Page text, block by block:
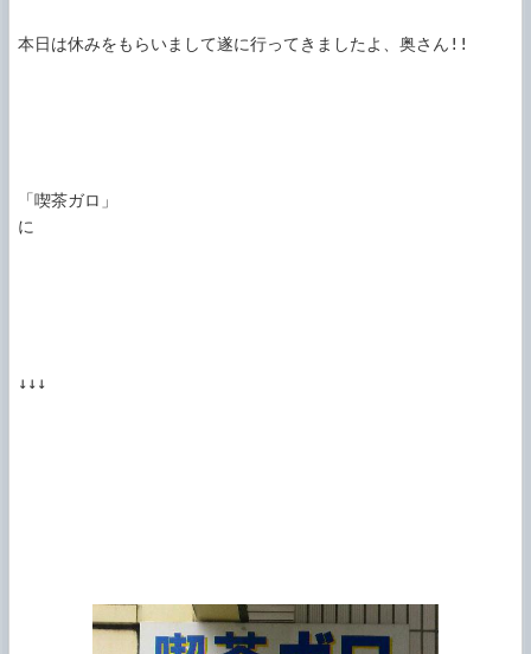
本日は休みをもらいまして遂に行ってきましたよ、奥さん!!
「喫茶ガロ」
に
↓↓↓